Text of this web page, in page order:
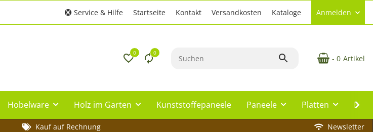
Service & Hilfe Startseite Kontakt Versandkosten Kataloge Anmelden
0 0
- 0 Artikel
Hobelware Holz im Garten Kunststoffepaneele Paneele Platten
Kauf auf Rechnung
Newsletter